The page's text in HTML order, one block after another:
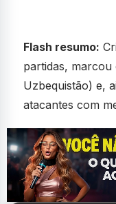
Flash resumo:
partidas,
Uzbequistão) e,
atacantes com